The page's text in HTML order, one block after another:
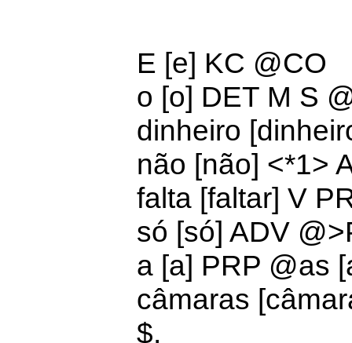
E [e] KC @CO
o [o] DET M S
dinheiro
não [não] <*1>
falta [faltar] V
só [só] ADV
a [a] PRP @as
câmaras
$,